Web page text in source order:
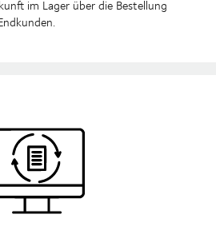
im Lager über die Bestellung